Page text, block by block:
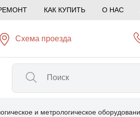
КАК КУПИТЬ О НАС
Схема проезда
и метрологическое